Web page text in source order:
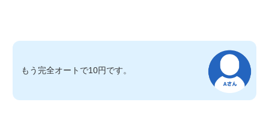
もう完全オートで10円です。